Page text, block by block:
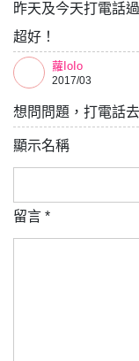
昨天及今天打電話
超好！
蘿IoIo
2017/03
想問問題，打電話
顯示名稱
留言 *